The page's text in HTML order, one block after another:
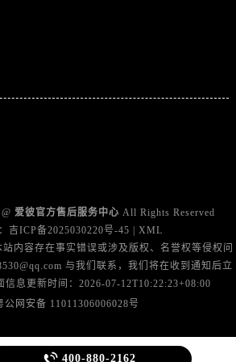
山东省东营市东营区济南路爱彼售后服务中心（需提前预约）
山东省日照市东港区烟台路爱彼售后服务中心（需提前预约）
山东省威海市环翠区新威海路89号振华商厦一楼名表维修爱彼售后服务中心（需提前预约）
山东省潍坊市奎文区东风东街爱彼售后服务中心（需提前预约）
爱彼官方售后服务中心 All Rights Reserved
吉ICP备2025030220号-45 | XML
内容存在事实错误或涉及版权、名誉权等侵权问
与我们联系，我们将在收到通知后立
信息更新时间：2026-07-12T10:22:23+08:00
公网安备 11011306006028号
 400-880-2162